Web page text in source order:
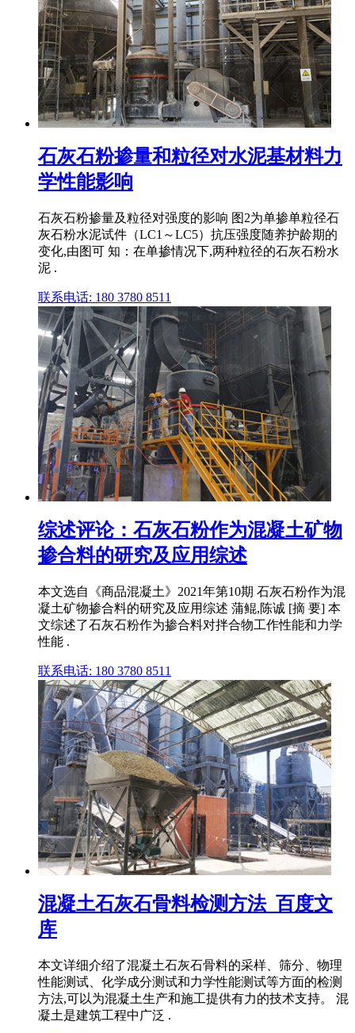
石灰石粉掺量和粒径对水泥基材料力
学性能影响
石灰石粉掺量及粒径对强度的影响 图2为单掺单粒径石
灰石粉水泥试件（LC1～LC5）抗压强度随养护龄期的
变化,由图可 知：在单掺情况下,两种粒径的石灰石粉水
泥 .
联系电话: 180 3780 8511
综述评论：石灰石粉作为混凝土矿物
掺合料的研究及应用综述
本文选自《商品混凝土》2021年第10期 石灰石粉作为混
凝土矿物掺合料的研究及应用综述 蒲鲲,陈诚 [摘 要] 本
文综述了石灰石粉作为掺合料对拌合物工作性能和力学
性能 .
联系电话: 180 3780 8511
混凝土石灰石骨料检测方法_百度文
库
本文详细介绍了混凝土石灰石骨料的采样、筛分、物理
性能测试、化学成分测试和力学性能测试等方面的检测
方法,可以为混凝土生产和施工提供有力的技术支持。 混
凝土是建筑工程中广泛 .